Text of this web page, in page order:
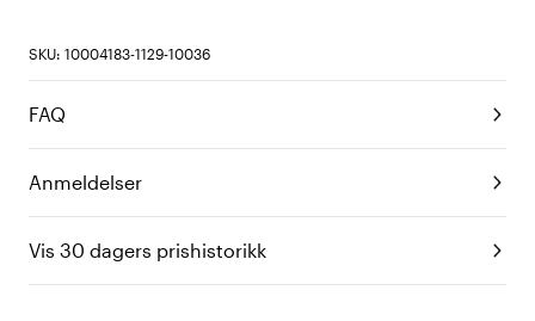
SKU: 10004183-1129-10036
FAQ
Anmeldelser
Vis 30 dagers prishistorikk